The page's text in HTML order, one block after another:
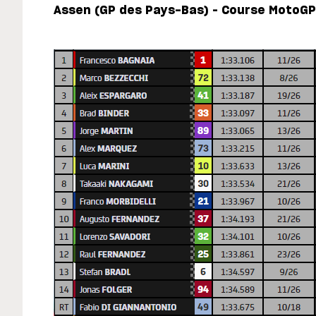
Assen (GP des Pays-Bas) – Course